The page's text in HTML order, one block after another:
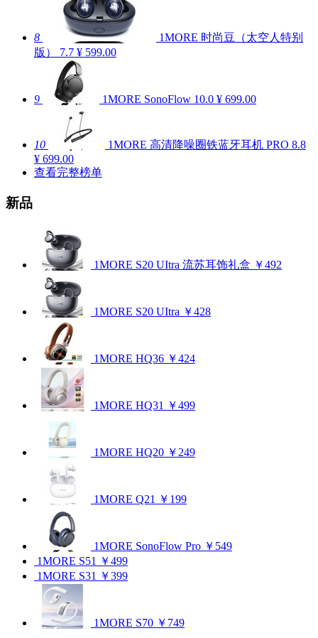
8
1MORE 时尚豆（太空人特别
版）
7.7 ¥ 599.00
9 1MORE SonoFlow 10.0 ¥ 699.00
10 1MORE 高清降噪圈铁蓝牙耳机 PRO 8.8
¥ 699.00
查看完整榜单
新品
1MORE S20 UItra 流苏耳饰礼盒 ￥492
1MORE S20 UItra ￥428
1MORE HQ36 ￥424
1MORE HQ31 ￥499
1MORE HQ20 ￥249
1MORE Q21 ￥199
1MORE SonoFlow Pro ￥549
1MORE S51
￥499
1MORE S31
￥399
1MORE S70 ￥749